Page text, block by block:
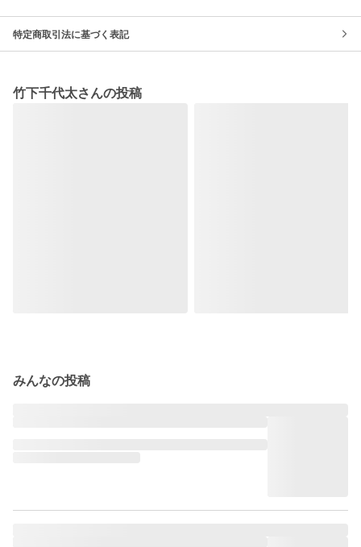
特定商取引法に基づく表記
竹下千代太さんの投稿
みんなの投稿